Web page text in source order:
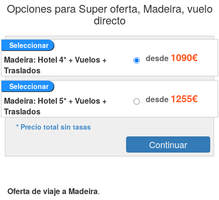
Opciones para Super oferta, Madeira, vuelo
directo
Seleccionar
Madeira: Hotel 4* + Vuelos +
Traslados
desde 1090€
Seleccionar
Madeira: Hotel 5* + Vuelos +
Traslados
desde 1255€
* Precio total sin tasas
Oferta de viaje a Madeira.